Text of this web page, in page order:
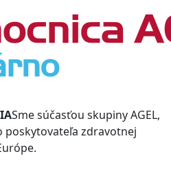
Sme súčasťou skupiny AGEL,
poskytovateľa zdravotnej